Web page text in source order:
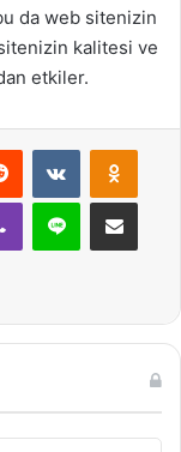
da web sitenizin
sitenizin kalitesi ve
etkiler.
Reddit VKontakte
Viber Line E-Posta ile